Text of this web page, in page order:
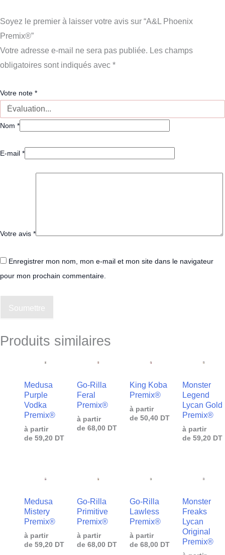
Soyez le premier à laisser votre avis sur “A&L Phoenix
Premix®”
Votre adresse e-mail ne sera pas publiée. Les champs
obligatoires sont indiqués avec *
Votre note *
Nom *
E-mail *
Votre avis *
Enregistrer mon nom, mon e-mail et mon site dans le navigateur
pour mon prochain commentaire.
Soumettre
Produits similaires
Medusa
Purple
Vodka
Premix®
à partir
de 59,20 DT
Go-Rilla
Feral
Premix®
à partir
de 68,00 DT
King Koba
Premix®
à partir
de 50,40 DT
Monster
Legend
Lycan Gold
Premix®
à partir
de 59,20 DT
Medusa
Mistery
Premix®
à partir
de 59,20 DT
Go-Rilla
Primitive
Premix®
à partir
de 68,00 DT
Go-Rilla
Lawless
Premix®
à partir
de 68,00 DT
Monster
Freaks
Lycan
Original
Premix®